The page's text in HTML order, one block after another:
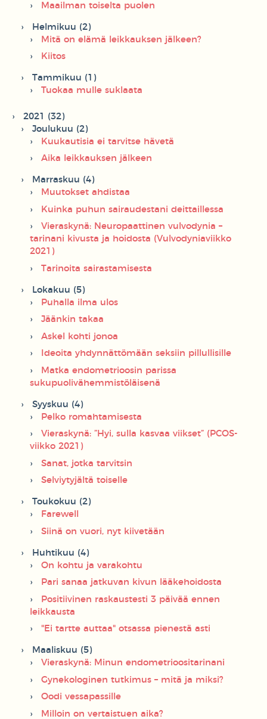
Maailman toiselta puolen
Helmikuu (2)
Mitä on elämä leikkauksen jälkeen?
Kiitos
Tammikuu (1)
Tuokaa mulle suklaata
2021 (32)
Joulukuu (2)
Kuukautisia ei tarvitse hävetä
Aika leikkauksen jälkeen
Marraskuu (4)
Muutokset ahdistaa
Kuinka puhun sairaudestani deittaillessa
Vieraskynä: Neuropaattinen vulvodynia –
tarinani kivusta ja hoidosta (Vulvodyniaviikko
2021)
Tarinoita sairastamisesta
Lokakuu (5)
Puhalla ilma ulos
Jäänkin takaa
Askel kohti jonoa
Ideoita yhdynnättömään seksiin pillullisille
Matka endometrioosin parissa
sukupuolivähemmistöläisenä
Syyskuu (4)
Pelko romahtamisesta
Vieraskynä: ”Hyi, sulla kasvaa viikset” (PCOS-
viikko 2021)
Sanat, jotka tarvitsin
Selviytyjältä toiselle
Toukokuu (2)
Farewell
Siinä on vuori, nyt kiivetään
Huhtikuu (4)
On kohtu ja varakohtu
Pari sanaa jatkuvan kivun lääkehoidosta
Positiivinen raskaustesti 3 päivää ennen
leikkausta
"Ei tartte auttaa" otsassa pienestä asti
Maaliskuu (5)
Vieraskynä: Minun endometrioositarinani
Gynekologinen tutkimus – mitä ja miksi?
Oodi vessapassille
Milloin on vertaistuen aika?